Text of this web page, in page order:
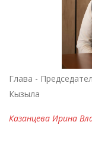
Глава -
Кызыла
Казанцева Ирина